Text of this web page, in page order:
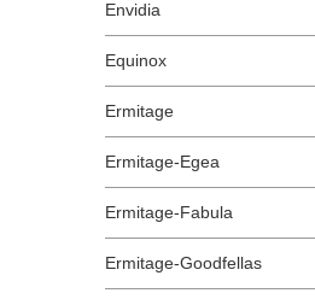
Envidia
Equinox
Ermitage
Ermitage-Egea
Ermitage-Fabula
Ermitage-Goodfellas